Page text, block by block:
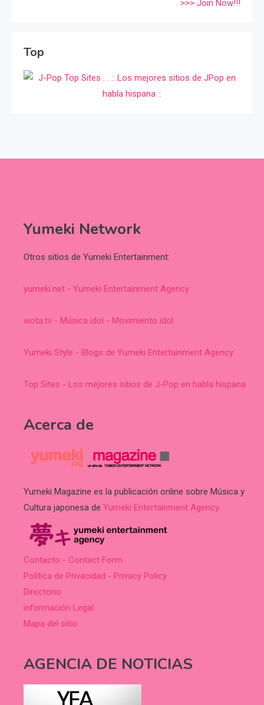
>>> Join Now!!!
Top
Yumeki Network
Otros sitios de Yumeki Entertainment:
yumeki.net - Yumeki Entertainment Agency
wota.tv - Música idol - Movimiento idol
Yumeki Style - Blogs de Yumeki Entertainment Agency
Top Sites - Los mejores sitios de J-Pop en habla hispana
Acerca de
Yumeki Magazine es la publicación online sobre Música y
Cultura japonesa de Yumeki Entertainment Agency.
Contacto - Contact Form
Política de Privacidad - Privacy Policy
Directorio
información Legal
Mapa del sitio
AGENCIA DE NOTICIAS